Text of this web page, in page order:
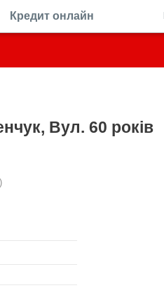
Кредит онлайн
Вул. 60 років